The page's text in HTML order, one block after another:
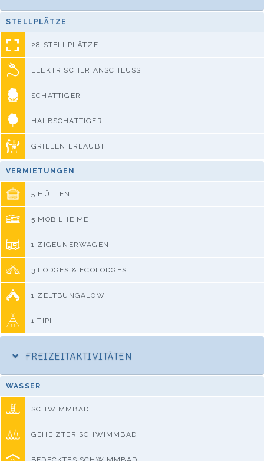
STELLPLÄTZE
28 STELLPLÄTZE
ELEKTRISCHER ANSCHLUSS
SCHATTIGER
HALBSCHATTIGER
GRILLEN ERLAUBT
VERMIETUNGEN
5 HÜTTEN
5 MOBILHEIME
1 ZIGEUNERWAGEN
3 LODGES & ECOLODGES
1 ZELTBUNGALOW
1 TIPI
FREIZEITAKTIVITÄTEN
WASSER
SCHWIMMBAD
GEHEIZTER SCHWIMMBAD